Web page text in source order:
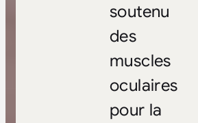
soutenu
des
muscles
oculaires
pour la